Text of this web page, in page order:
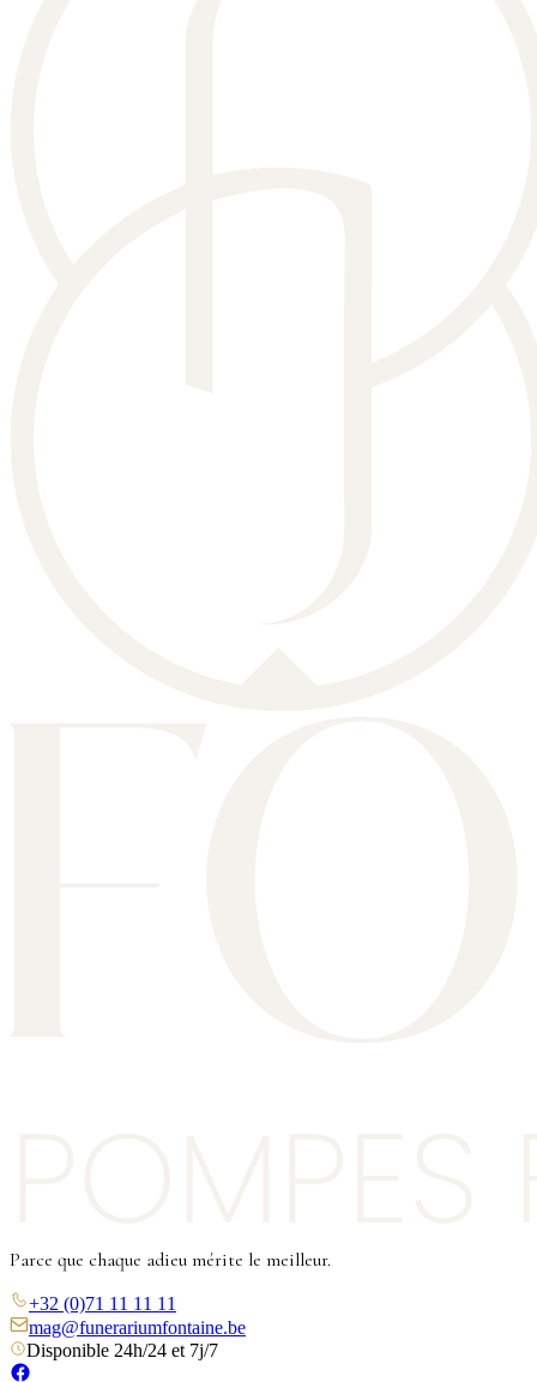
Parce que chaque adieu mérite le meilleur.
+32 (0)71 11 11 11
mag@funerariumfontaine.be
Disponible 24h/24 et 7j/7